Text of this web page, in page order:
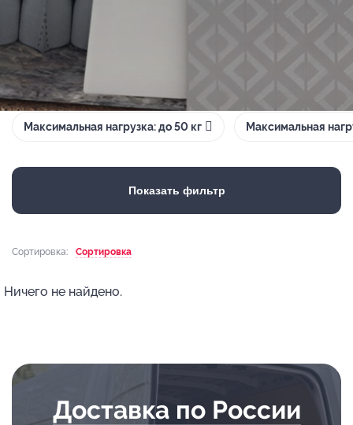
Максимальная нагрузка: до 50 кг Максимальная
Показать фильтр
Сортировка: Сортировка
Ничего не найдено.
Доставка по России